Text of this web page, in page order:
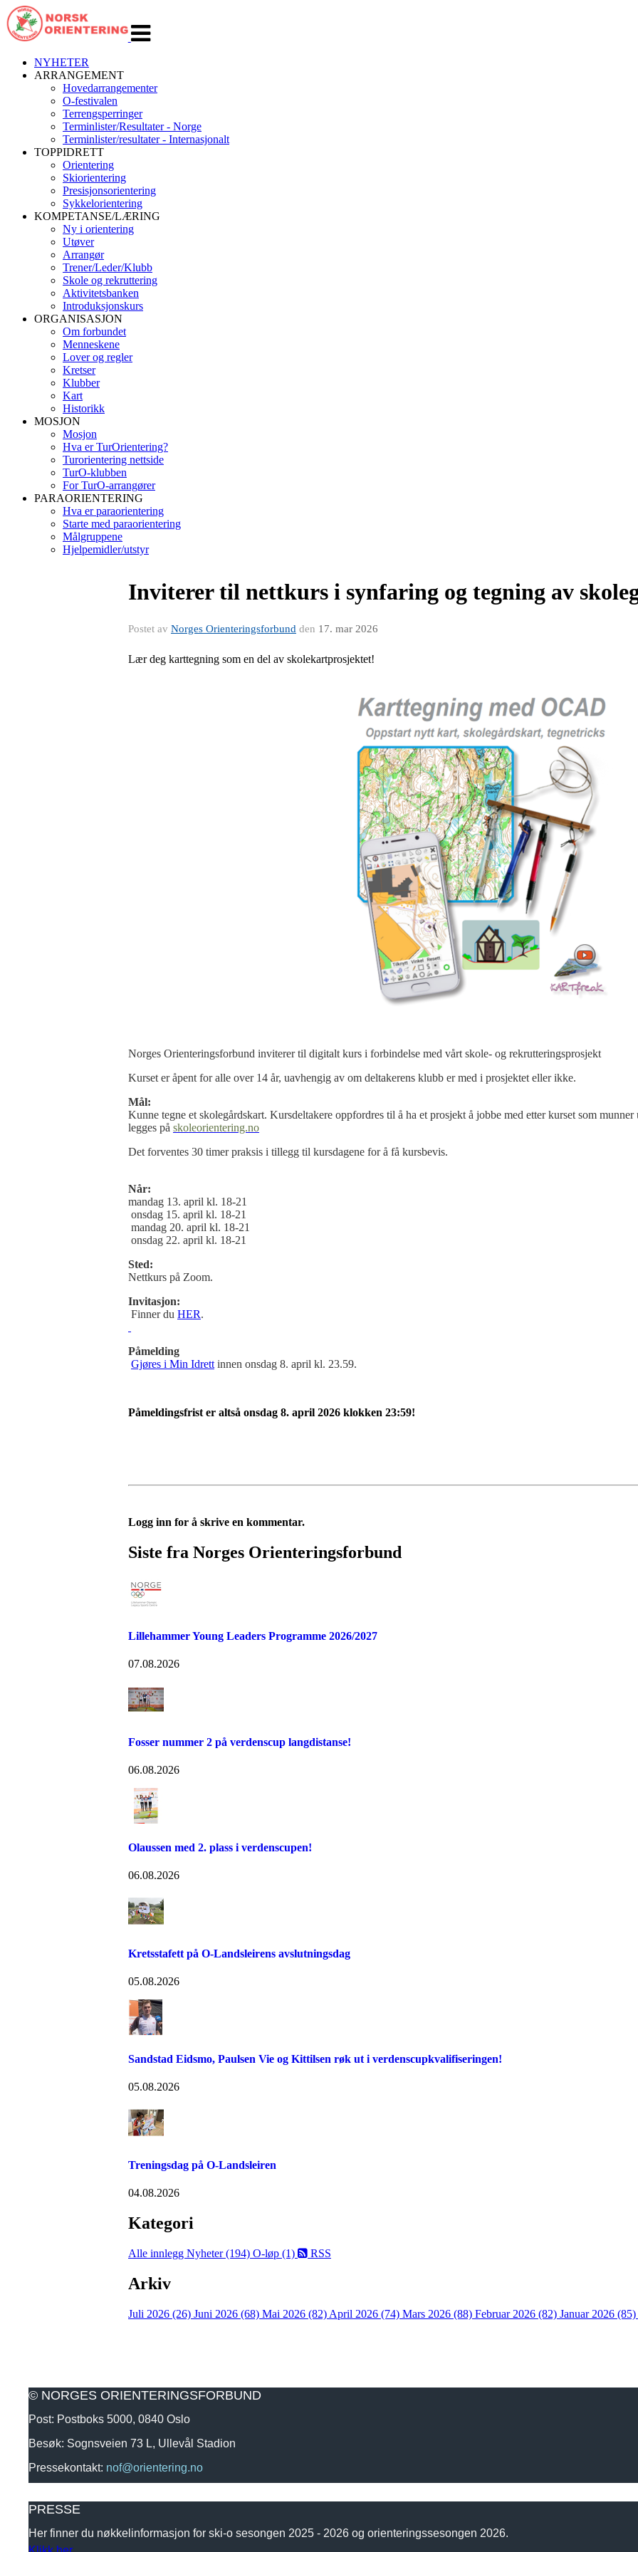
navigasjon
NYHETER
ARRANGEMENT
Hovedarrangementer
O-festivalen
Terrengsperringer
Terminlister/Resultater - Norge
Terminlister/resultater - Internasjonalt
TOPPIDRETT
Orientering
Skiorientering
Presisjonsorientering
Sykkelorientering
KOMPETANSE/LÆRING
Ny i orientering
Utøver
Arrangør
Trener/Leder/Klubb
Skole og rekruttering
Aktivitetsbanken
Introduksjonskurs
ORGANISASJON
Om forbundet
Menneskene
Lover og regler
Kretser
Klubber
Kart
Historikk
MOSJON
Mosjon
Hva er TurOrientering?
Turorientering nettside
TurO-klubben
For TurO-arrangører
PARAORIENTERING
Hva er paraorientering
Starte med paraorientering
Målgruppene
Hjelpemidler/utstyr
Inviterer til nettkurs i synfaring og tegning av
Postet av Norges Orienteringsforbund den 17. mar 2026
Lær deg karttegning som en del av skolekartprosjektet!
Norges Orienteringsforbund inviterer til digitalt kurs i forbindelse med vårt skole- og rekrutteringsprosjekt
Kurset er åpent for alle over 14 år, uavhengig av om deltakerens klubb er med i prosjektet eller ikke.
Mål:
Kunne tegne et skolegårdskart. Kursdeltakere oppfordres til å ha et prosjekt å jobbe med etter kurset som
legges på skoleorientering.no
Det forventes 30 timer praksis i tillegg til kursdagene for å få kursbevis.
Når:
mandag 13. april kl. 18-21
onsdag 15. april kl. 18-21
mandag 20. april kl. 18-21
onsdag 22. april kl. 18-21
Sted:
Nettkurs på Zoom.
Invitasjon:
Finner du HER.
Påmelding
Gjøres i Min Idrett innen onsdag 8. april kl. 23.59.
Påmeldingsfrist er altså onsdag 8. april 2026 klokken 23:59!
Logg inn for å skrive en kommentar.
Siste fra Norges Orienteringsforbund
Lillehammer Young Leaders Programme 2026/2027
07.08.2026
Fosser nummer 2 på verdenscup langdistanse!
06.08.2026
Olaussen med 2. plass i verdenscupen!
06.08.2026
Kretsstafett på O-Landsleirens avslutningsdag
05.08.2026
Sandstad Eidsmo, Paulsen Vie og Kittilsen røk ut i verdenscupkvalifiseringen!
05.08.2026
Treningsdag på O-Landsleiren
04.08.2026
Kategori
Alle innlegg Nyheter (194) O-løp (1) RSS
Arkiv
Juli 2026 (26) Juni 2026 (68) Mai 2026 (82) April 2026 (74) Mars 2026 (88) Februar 2026 (82) Januar 2026 (85)
© NORGES ORIENTERINGSFORBUND
Post: Postboks 5000, 0840 Oslo
Besøk: Sognsveien 73 L, Ullevål Stadion
Pressekontakt: nof@orientering.no
PRESSE
Her finner du nøkkelinformasjon for ski-o sesongen 2025 - 2026 og orienteringssesongen 2026.